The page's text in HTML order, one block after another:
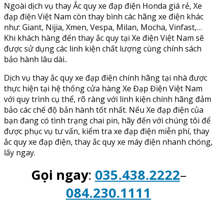
Ngoài dịch vụ thay Ắc quy xe đạp điện Honda giá rẻ, Xe
đạp điện Việt Nam còn thay bình các hãng xe điện khác
như: Giant, Nijia, Xmen, Vespa, Milan, Mocha, Vinfast,…
Khi khách hàng đến thay ắc quy tại Xe điện Việt Nam sẽ
được sử dụng các linh kiện chất lượng cùng chính sách
bảo hành lâu dài..
Dịch vụ thay ắc quy xe đạp điện chính hãng tại nhà được
thực hiện tại hệ thống cửa hàng Xe Đạp Điện Việt Nam
với quy trình cụ thể, rõ ràng với linh kiện chính hãng đảm
bảo các chế độ bản hành tốt nhất. Nếu Xe đạp điện của
bạn đang có tình trạng chai pin, hãy đến với chúng tôi để
được phục vụ tư vấn, kiểm tra xe đạp điện miễn phí, thay
ắc quy xe đạp điện, thay ắc quy xe máy điện nhanh chóng,
lấy ngay.
Gọi ngay: 035.438.2222–
084.230.1111